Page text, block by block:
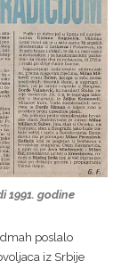
1991. godine
poslalo
iz Srbije